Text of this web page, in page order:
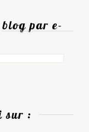
par e-
sur :